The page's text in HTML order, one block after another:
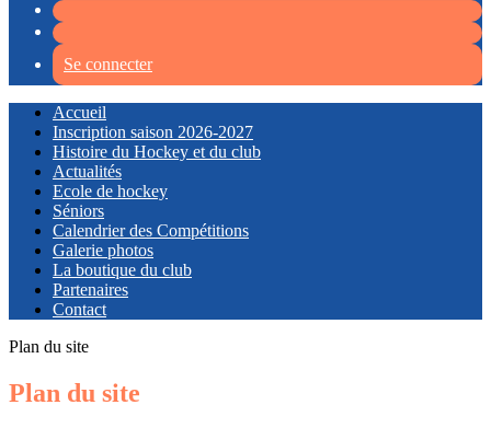
Se connecter
Accueil
Inscription saison 2026-2027
Histoire du Hockey et du club
Actualités
Ecole de hockey
Séniors
Calendrier des Compétitions
Galerie photos
La boutique du club
Partenaires
Contact
Plan du site
Plan du site